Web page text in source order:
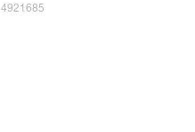
4921685